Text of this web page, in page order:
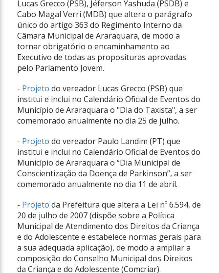
Lucas Grecco (PSB), Jéferson Yashuda (PSDB) e
Cabo Magal Verri (MDB) que altera o parágrafo
único do artigo 363 do Regimento Interno da
Câmara Municipal de Araraquara, de modo a
tornar obrigatório o encaminhamento ao
Executivo de todas as proposituras aprovadas
pelo Parlamento Jovem.
- Projeto do vereador Lucas Grecco (PSB) que
institui e inclui no Calendário Oficial de Eventos do
Município de Araraquara o "Dia do Taxista", a ser
comemorado anualmente no dia 25 de julho.
- Projeto do vereador Paulo Landim (PT) que
institui e inclui no Calendário Oficial de Eventos do
Município de Araraquara o “Dia Municipal de
Conscientização da Doença de Parkinson”, a ser
comemorado anualmente no dia 11 de abril.
- Projeto da Prefeitura que altera a Lei nº 6.594, de
20 de julho de 2007 (dispõe sobre a Política
Municipal de Atendimento dos Direitos da Criança
e do Adolescente e estabelece normas gerais para
a sua adequada aplicação), de modo a ampliar a
composição do Conselho Municipal dos Direitos
da Criança e do Adolescente (Comcriar).